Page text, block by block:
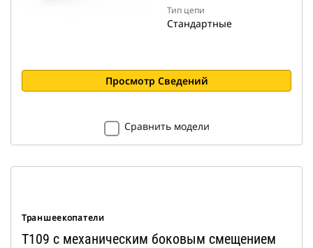
Тип цепи
Стандартные
Просмотр Сведений
Сравнить модели
Траншеекопатели
T109 с механическим боковым смещением